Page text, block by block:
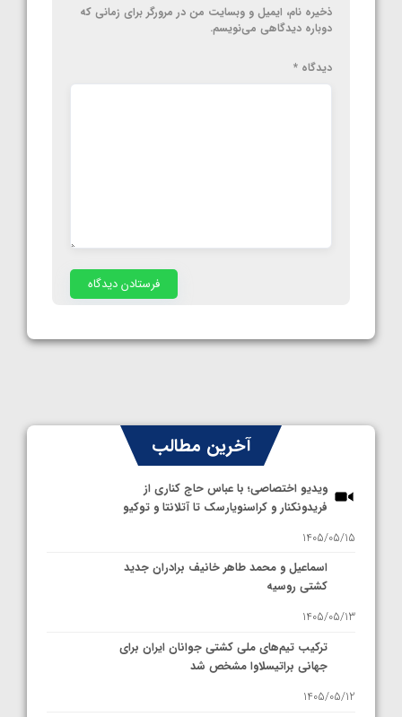
ذخیره نام، ایمیل و وبسایت من در مرورگر برای زمانی که
دوباره دیدگاهی می‌نویسم.
دیدگاه *
آخرین مطالب
ویدیو اختصاصی؛ با عباس حاج کناری از
فریدونکنار و کراسنویارسک تا آتلانتا و توکیو
1405/05/15
اسماعیل و محمد طاهر خانیف برادران جدید
کشتی روسیه
1405/05/13
ترکیب تیم‌های ملی کشتی جوانان ایران برای
جهانی براتیسلاوا مشخص شد
1405/05/12